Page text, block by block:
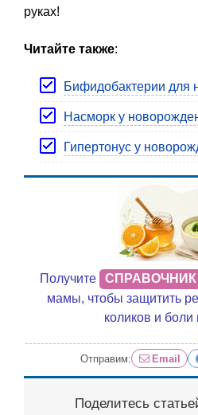
руках!
Читайте также:
Бифидобактерии для
Насморк у
Гипертонус у
Получите СПРАВОЧНИК
мамы, чтобы защитить
коликов и боли
Отправим: Email
Поделитесь